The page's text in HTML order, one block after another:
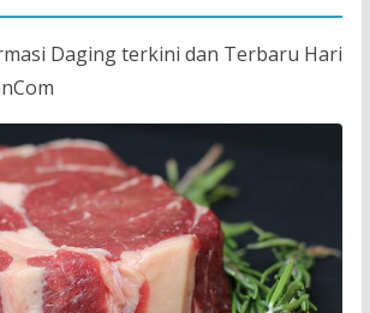
Daging terkini dan Terbaru Hari